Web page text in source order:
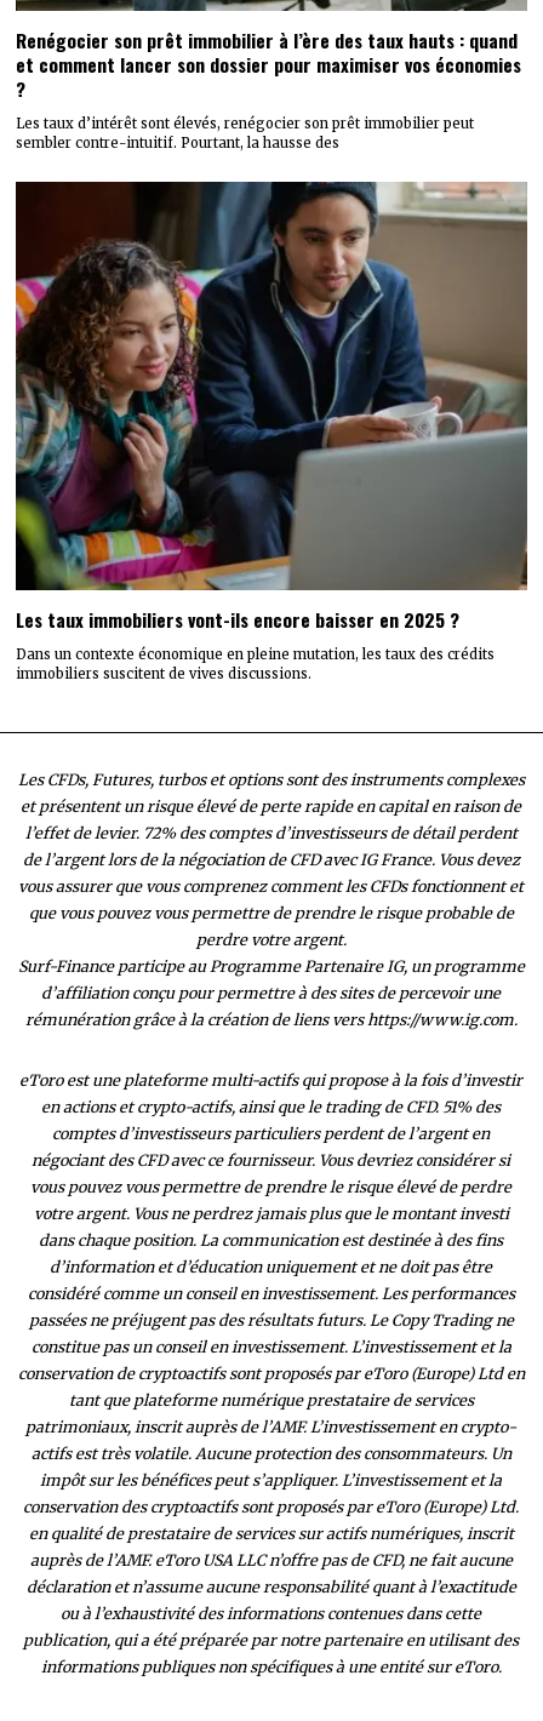
Renégocier son prêt immobilier à l’ère des taux hauts : quand
et comment lancer son dossier pour maximiser vos économies
?
Les taux d’intérêt sont élevés, renégocier son prêt immobilier peut
sembler contre-intuitif. Pourtant, la hausse des
Les taux immobiliers vont-ils encore baisser en 2025 ?
Dans un contexte économique en pleine mutation, les taux des crédits
immobiliers suscitent de vives discussions.
Les CFDs, Futures, turbos et options sont des instruments complexes
et présentent un risque élevé de perte rapide en capital en raison de
l’effet de levier. 72% des comptes d’investisseurs de détail perdent
de l’argent lors de la négociation de CFD avec IG France. Vous devez
vous assurer que vous comprenez comment les CFDs fonctionnent et
que vous pouvez vous permettre de prendre le risque probable de
perdre votre argent.
Surf-Finance participe au Programme Partenaire IG, un programme
d’affiliation conçu pour permettre à des sites de percevoir une
rémunération grâce à la création de liens vers https://www.ig.com.
eToro est une plateforme multi-actifs qui propose à la fois d’investir
en actions et crypto-actifs, ainsi que le trading de CFD. 51% des
comptes d’investisseurs particuliers perdent de l’argent en
négociant des CFD avec ce fournisseur. Vous devriez considérer si
vous pouvez vous permettre de prendre le risque élevé de perdre
votre argent. Vous ne perdrez jamais plus que le montant investi
dans chaque position. La communication est destinée à des fins
d’information et d’éducation uniquement et ne doit pas être
considéré comme un conseil en investissement. Les performances
passées ne préjugent pas des résultats futurs. Le Copy Trading ne
constitue pas un conseil en investissement. L’investissement et la
conservation de cryptoactifs sont proposés par eToro (Europe) Ltd en
tant que plateforme numérique prestataire de services
patrimoniaux, inscrit auprès de l’AMF. L’investissement en crypto-
actifs est très volatile. Aucune protection des consommateurs. Un
impôt sur les bénéfices peut s’appliquer. L’investissement et la
conservation des cryptoactifs sont proposés par eToro (Europe) Ltd.
en qualité de prestataire de services sur actifs numériques, inscrit
auprès de l’AMF. eToro USA LLC n’offre pas de CFD, ne fait aucune
déclaration et n’assume aucune responsabilité quant à l’exactitude
ou à l’exhaustivité des informations contenues dans cette
publication, qui a été préparée par notre partenaire en utilisant des
informations publiques non spécifiques à une entité sur eToro.